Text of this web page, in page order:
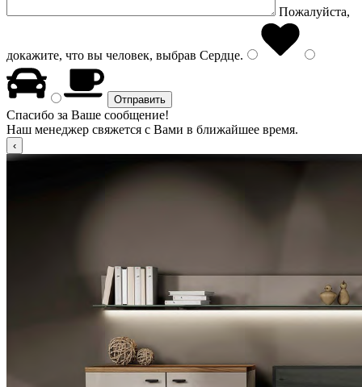
Пожалуйста,
докажите, что вы человек, выбрав Сердце.
Спасибо за Ваше сообщение!
Наш менеджер свяжется с Вами в ближайшее время.